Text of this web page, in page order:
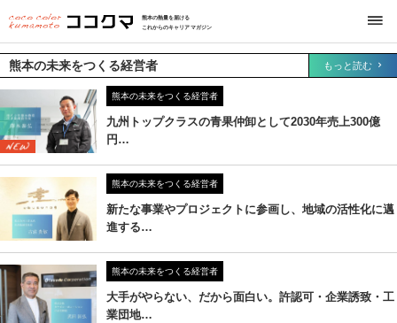
熊本の熱量を届ける
これからのキャリアマガジン
熊本の未来をつくる経営者 もっと読む
熊本の未来をつくる経営者
九州トップクラスの青果仲卸として2030年売上300億
円…
熊本の未来をつくる経営者
新たな事業やプロジェクトに参画し、地域の活性化に邁
進する…
熊本の未来をつくる経営者
大手がやらない、だから面白い。許認可・企業誘致・工
業団地…